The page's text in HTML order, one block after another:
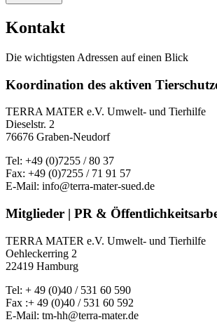
Kontakt
Die wichtigsten Adressen auf einen Blick
Koordination des aktiven
TERRA MATER e.V. Umwelt- und Tierhilfe
Dieselstr. 2
76676 Graben-Neudorf
Tel: +49 (0)7255 / 80 37
Fax: +49 (0)7255 / 71 91 57
E-Mail: info@terra-mater-sued.de
Mitglieder | PR &
TERRA MATER e.V. Umwelt- und Tierhilfe
Oehleckerring 2
22419 Hamburg
Tel: + 49 (0)40 / 531 60 590
Fax :+ 49 (0)40 / 531 60 592
E-Mail: tm-hh@terra-mater.de